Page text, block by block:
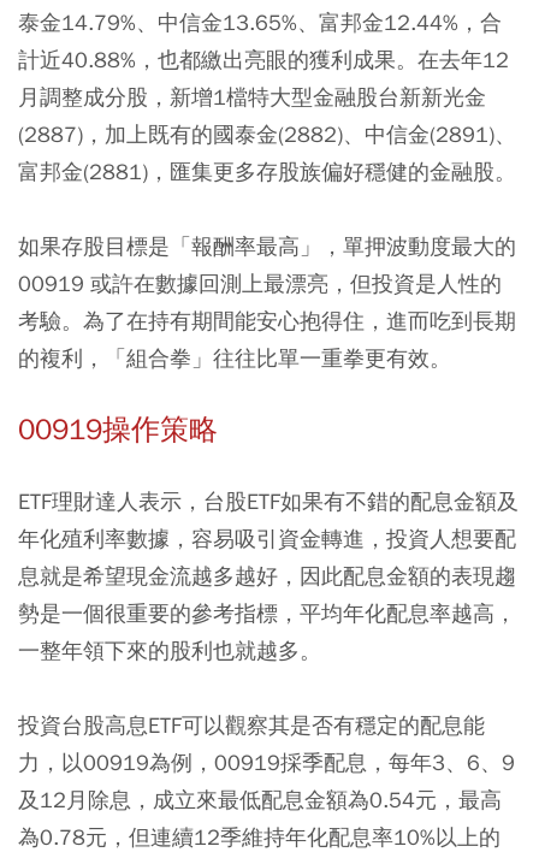
泰金14.79%、中信金13.65%、富邦金12.44%，合
計近40.88%，也都繳出亮眼的獲利成果。在去年12
月調整成分股，新增1檔特大型金融股台新新光金
(2887)，加上既有的國泰金(2882)、中信金(2891)、
富邦金(2881)，匯集更多存股族偏好穩健的金融股。
如果存股目標是「報酬率最高」，單押波動度最大的
00919 或許在數據回測上最漂亮，但投資是人性的
考驗。為了在持有期間能安心抱得住，進而吃到長期
的複利，「組合拳」往往比單一重拳更有效。
00919操作策略
ETF理財達人表示，台股ETF如果有不錯的配息金額及
年化殖利率數據，容易吸引資金轉進，投資人想要配
息就是希望現金流越多越好，因此配息金額的表現趨
勢是一個很重要的參考指標，平均年化配息率越高，
一整年領下來的股利也就越多。
投資台股高息ETF可以觀察其是否有穩定的配息能
力，以00919為例，00919採季配息，每年3、6、9
及12月除息，成立來最低配息金額為0.54元，最高
為0.78元，但連續12季維持年化配息率10%以上的